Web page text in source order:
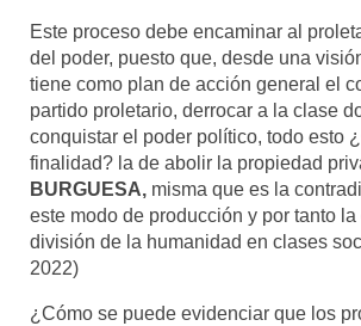
Este proceso debe encaminar al
del poder, puesto que, desde una
tiene como plan de acción general el
partido proletario, derrocar a la clase
conquistar el poder político, todo esto
finalidad? la de abolir la propiedad
BURGUESA, misma que es la
este modo de producción y por tanto
división de la humanidad en clases
2022)
¿Cómo se puede evidenciar que los